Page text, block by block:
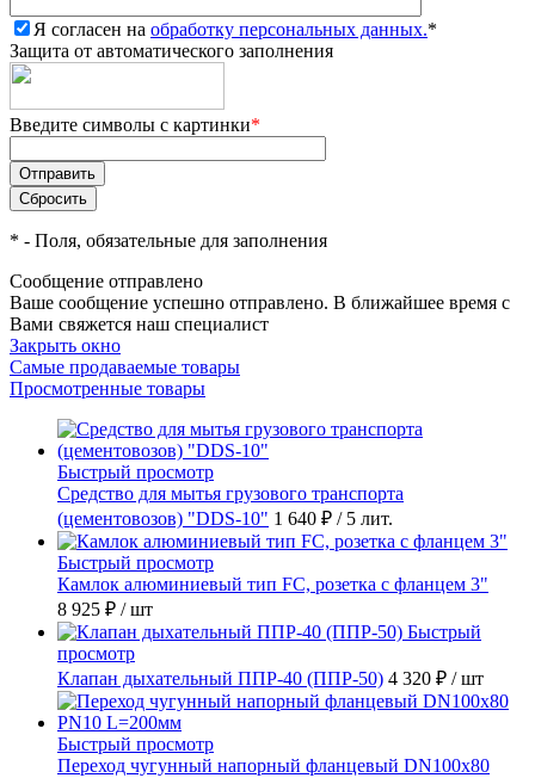
Я согласен на обработку персональных данных.*
Защита от автоматического заполнения
Введите символы с картинки*
* - Поля, обязательные для заполнения
Сообщение отправлено
Ваше сообщение успешно отправлено. В ближайшее время с
Вами свяжется наш специалист
Закрыть окно
Самые продаваемые товары
Просмотренные товары
Быстрый просмотр
Средство для мытья грузового транспорта
(цементовозов) "DDS-10" 1 640 ₽ / 5 лит.
Быстрый просмотр
Камлок алюминиевый тип FC, розетка с фланцем 3"
8 925 ₽ / шт
Быстрый
просмотр
Клапан дыхательный ППР-40 (ППР-50) 4 320 ₽ / шт
Быстрый просмотр
Переход чугунный напорный фланцевый DN100х80